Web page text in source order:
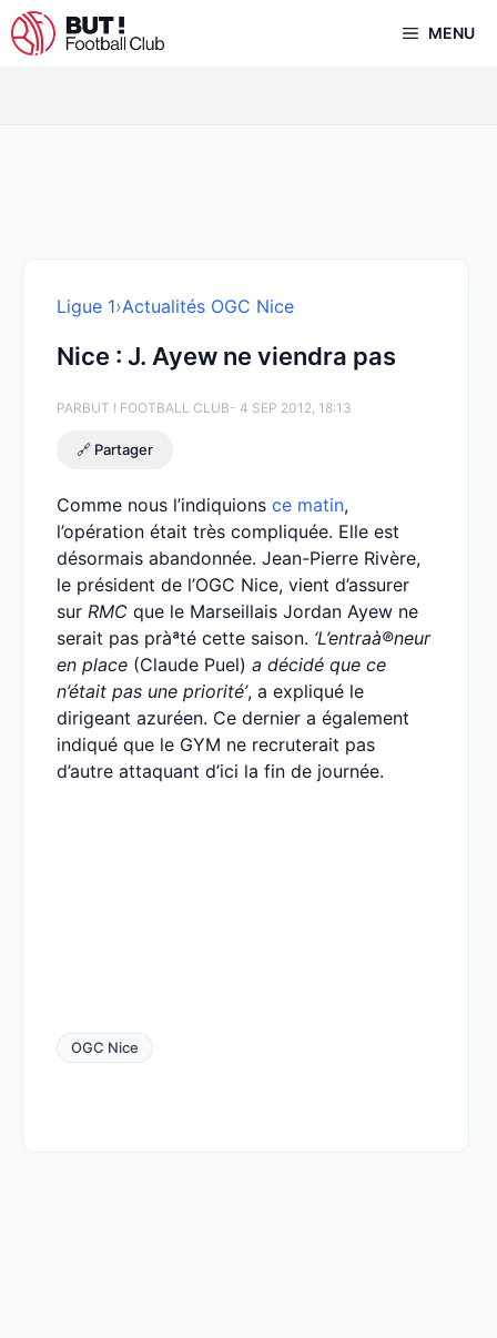
Aller
au
MENU
Ligue 1›Actualités OGC Nice
Nice : J. Ayew ne viendra pas
PARBUT ! FOOTBALL CLUB- 4 SEP 2012, 18:13
🔗 Partager
Comme nous l’indiquions ce matin,
l’opération était très compliquée. Elle est
désormais abandonnée. Jean-Pierre Rivère,
le président de l’OGC Nice, vient d’assurer
sur RMC que le Marseillais Jordan Ayew ne
serait pas pràªté cette saison. ‘L’entraà®neur
en place (Claude Puel) a décidé que ce
n’était pas une priorité’, a expliqué le
dirigeant azuréen. Ce dernier a également
indiqué que le GYM ne recruterait pas
d’autre attaquant d’ici la fin de journée.
OGC Nice